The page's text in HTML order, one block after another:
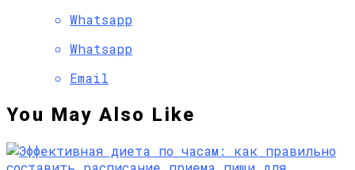
Whatsapp
Whatsapp
Email
You May Also Like